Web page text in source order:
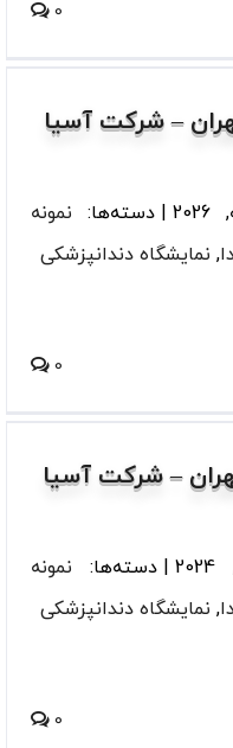
0
اکسیدا 1404 – تهران – شرکت آسیا
دسته‌ها: نمونه
, نمایشگاه دندانپزشکی
0
اکسیدا 1403 – تهران – شرکت آسیا
دسته‌ها: نمونه
, نمایشگاه دندانپزشکی
0